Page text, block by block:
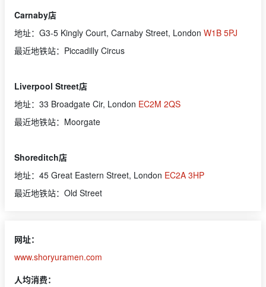
Carnaby店
地址：G3-5 Kingly Court, Carnaby Street, London W1B 5PJ
最近地铁站：Piccadilly Circus
Liverpool Street店
地址：33 Broadgate Cir, London EC2M 2QS
最近地铁站：Moorgate
Shoreditch店
地址：45 Great Eastern Street, London EC2A 3HP
最近地铁站：Old Street
网址：
www.shoryuramen.com
人均消费：